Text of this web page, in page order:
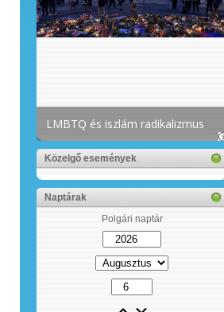
Közelgő események
Naptárak
Polgári naptár